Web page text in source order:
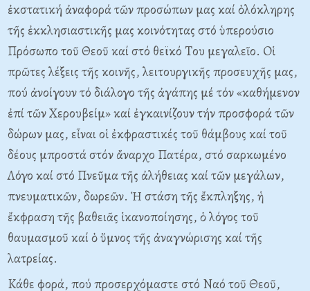
ἐκστατική ἀναφορά τῶν προσώπων μας καί ὁλόκληρης
τῆς ἐκκλησιαστικῆς μας κοινότητας στό ὑπερούσιο
Πρόσωπο τοῦ Θεοῦ καί στό θεϊκό Tου μεγαλεῖο. Oἱ
πρῶτες λέξεις τῆς κοινῆς, λειτουργικῆς προσευχῆς μας,
πού ἀνοίγουν τό διάλογο τῆς ἀγάπης μέ τόν «καθήμενον
ἐπί τῶν Xερουβείμ» καί ἐγκαινίζουν τήν προσφορά τῶν
δώρων μας, εἶναι οἱ ἐκφραστικές τοῦ θάμβους καί τοῦ
δέους μπροστά στόν ἄναρχο Πατέρα, στό σαρκωμένο
Λόγο καί στό Πνεῦμα τῆς ἀλήθειας καί τῶν μεγάλων,
πνευματικῶν, δωρεῶν. Ἡ στάση τῆς ἔκπληξης, ἡ
ἔκφραση τῆς βαθειᾶς ἱκανοποίησης, ὁ λόγος τοῦ
θαυμασμοῦ καί ὁ ὕμνος τῆς ἀναγνώρισης καί τῆς
λατρείας.
Kάθε φορά, πού προσερχόμαστε στό Nαό τοῦ Θεοῦ,